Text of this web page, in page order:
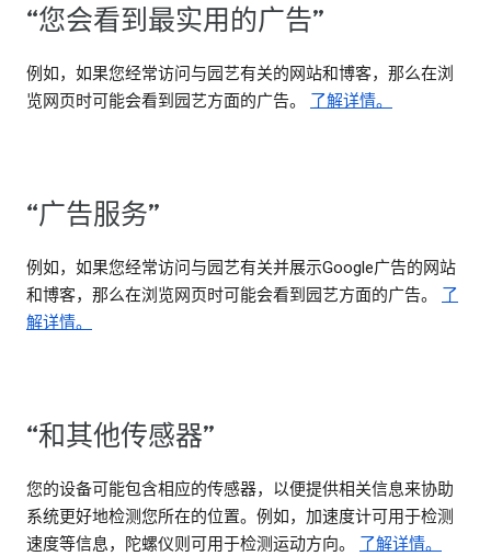
“您会看到最实用的广告”
例如，如果您经常访问与园艺有关的网站和博客，那么在浏
览网页时可能会看到园艺方面的广告。 了解详情。
“广告服务”
例如，如果您经常访问与园艺有关并展示Google广告的网站
和博客，那么在浏览网页时可能会看到园艺方面的广告。 了
解详情。
“和其他传感器”
您的设备可能包含相应的传感器，以便提供相关信息来协助
系统更好地检测您所在的位置。例如，加速度计可用于检测
速度等信息，陀螺仪则可用于检测运动方向。 了解详情。